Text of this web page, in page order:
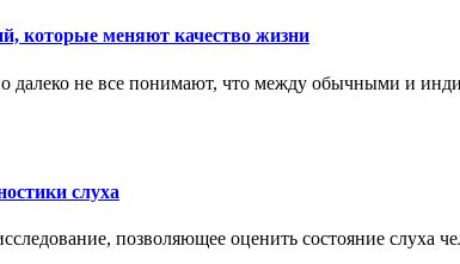
которые меняют качество жизни
не все понимают, что между обычными и
слуха
позволяющее оценить состояние слуха